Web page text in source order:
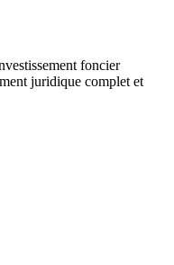
foncier
juridique complet et